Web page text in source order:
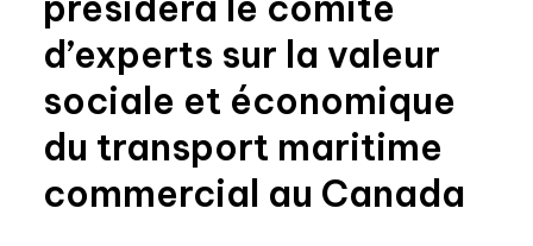
Recherches populaires:
Les déversements de pétrole
Changement climatique Réconciliation
Sécurité À propos
d’experts sur la valeur
sociale et économique
du transport maritime
commercial au Canada